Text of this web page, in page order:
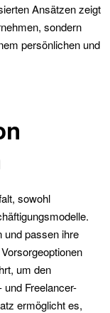
Ansätzen zeigt
sondern
persönlichen und
sowohl
und passen ihre
um den
Freelancer-
ermöglicht es,